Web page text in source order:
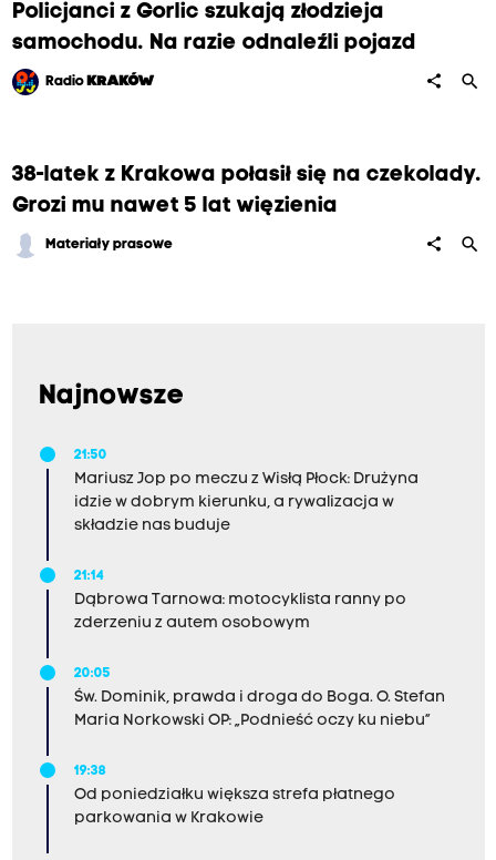
Policjanci z Gorlic szukają złodzieja
samochodu. Na razie odnaleźli pojazd
Radio KRAKÓW share search
38-latek z Krakowa połasił się na czekolady.
Grozi mu nawet 5 lat więzienia
Materiały prasowe share search
Najnowsze
21:50
Mariusz Jop po meczu z Wisłą Płock: Drużyna
idzie w dobrym kierunku, a rywalizacja w
składzie nas buduje
21:14
Dąbrowa Tarnowa: motocyklista ranny po
zderzeniu z autem osobowym
20:05
Św. Dominik, prawda i droga do Boga. O. Stefan
Maria Norkowski OP: „Podnieść oczy ku niebu”
19:38
Od poniedziałku większa strefa płatnego
parkowania w Krakowie